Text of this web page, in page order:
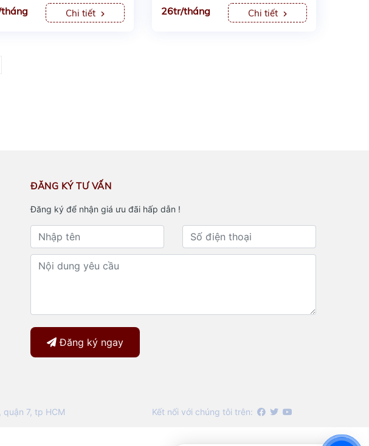
Chi tiết 26tr/tháng Chi tiết
ĐĂNG KÝ TƯ VẤN
Đăng ký để nhận giá ưu đãi hấp dẫn !
Đăng ký ngay
7, tp HCM Kết nối với chúng tôi trên: